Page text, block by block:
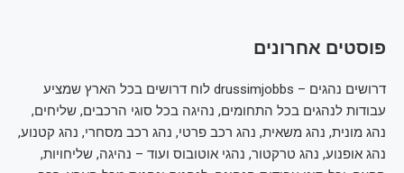
פוסטים אחרונים
דרושים נהגים – drussimjobbs לוח דרושים בכל הארץ שמציע
עבודות לנהגים בכל התחומים, נהיגה בכל סוגי הרכבים, שליחים,
נהג מונית, נהג משאית, נהג רכב פרטי, נהג רכב מסחרי, נהג קטנוע,
נהג אופנוע, נהג טרקטור, נהגי אוטובוס ועוד – נהיגה, שליחויות,